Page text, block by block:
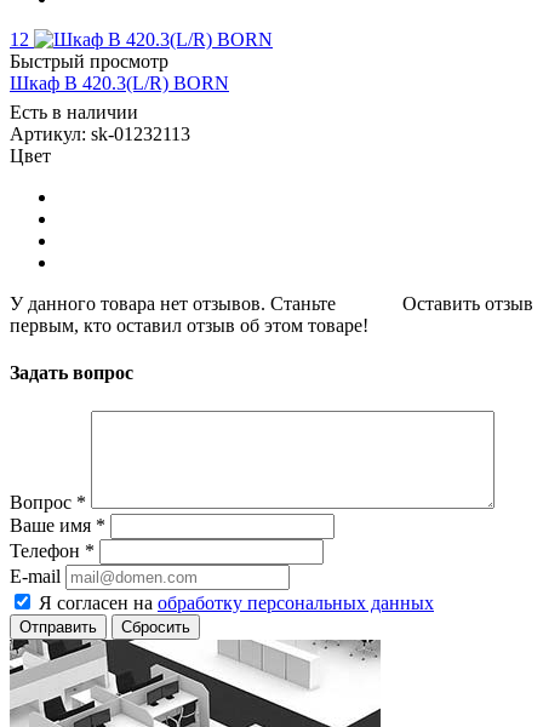
12
Быстрый просмотр
Шкаф B 420.3(L/R) BORN
Есть в наличии
Артикул: sk-01232113
Цвет
Оставить отзыв
У данного товара нет отзывов. Станьте
первым, кто оставил отзыв об этом товаре!
Задать вопрос
Вопрос *
Ваше имя *
Телефон *
E-mail
Я согласен на обработку персональных данных
Сбросить